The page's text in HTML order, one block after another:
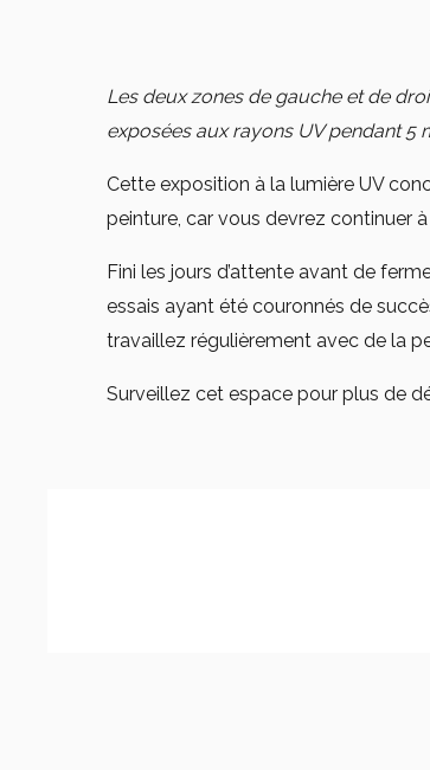
Les deux zones de gauche et de
exposées aux rayons UV pendant 5
Cette exposition à la lumière UV
peinture, car vous devrez continuer
Fini les jours d’attente avant de
essais ayant été couronnés de
travaillez régulièrement avec de la
Surveillez cet espace pour plus de